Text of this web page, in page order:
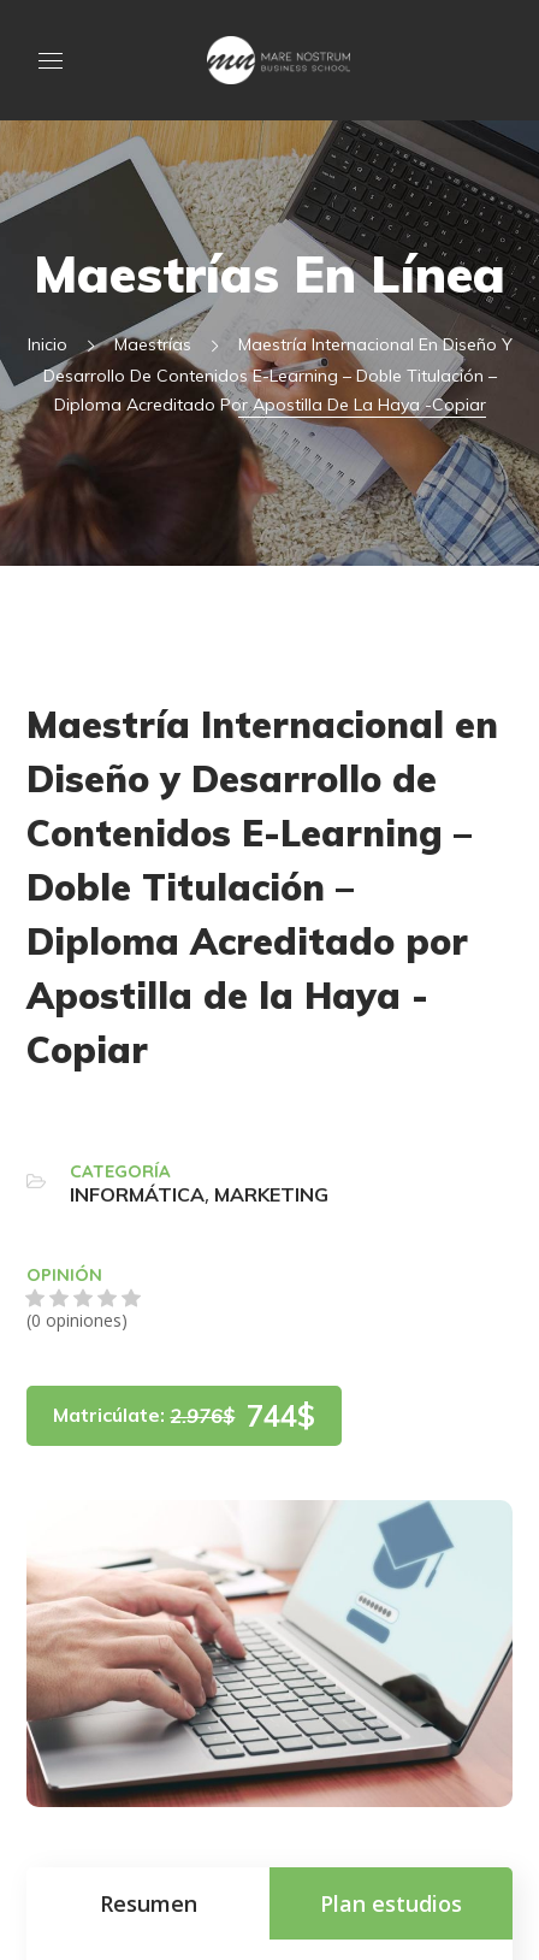
Maestrías En Línea
Inicio Maestrías
Maestría Internacional En Diseño Y
Desarrollo De Contenidos E-Learning – Doble Titulación –
Diploma Acreditado Por Apostilla De La Haya -Copiar
Maestría Internacional en
Diseño y Desarrollo de
Contenidos E-Learning –
Doble Titulación –
Diploma Acreditado por
Apostilla de la Haya -
Copiar
CATEGORÍA
INFORMÁTICA, MARKETING
OPINIÓN
(0 opiniones)
Matricúlate:2.976$ 744$
Resumen Plan estudios